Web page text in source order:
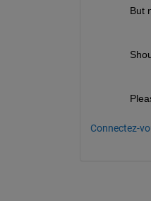
But
Connectez-